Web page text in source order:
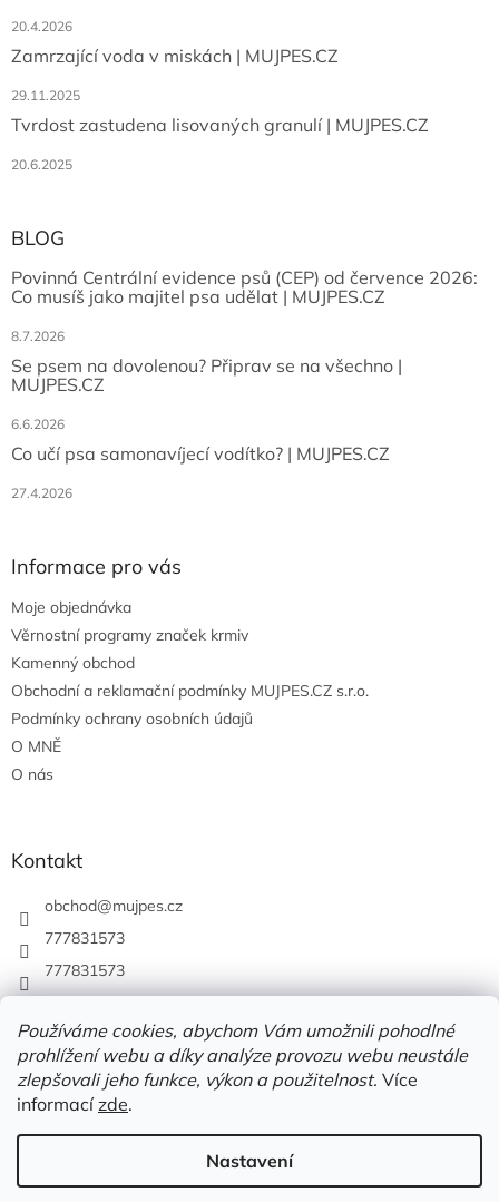
Používáme cookies, abychom Vám umožnili pohodlné
prohlížení webu a díky analýze provozu webu neustále
zlepšovali jeho funkce, výkon a použitelnost. Více
informacízde.
Nastavení
20.4.2026
Zamrzající voda v miskách | MUJPES.CZ
29.11.2025
Tvrdost zastudena lisovaných granulí | MUJPES.CZ
20.6.2025
BLOG
Povinná Centrální evidence psů (CEP) od července 2026:
Co musíš jako majitel psa udělat | MUJPES.CZ
8.7.2026
Se psem na dovolenou? Připrav se na všechno |
MUJPES.CZ
6.6.2026
Co učí psa samonavíjecí vodítko? | MUJPES.CZ
27.4.2026
Informace pro vás
Moje objednávka
Věrnostní programy značek krmiv
Kamenný obchod
Obchodní a reklamační podmínky MUJPES.CZ s.r.o.
Podmínky ochrany osobních údajů
O MNĚ
O nás
Kontakt
obchod@mujpes.cz
777831573
777831573
Vytvořil Shoptet